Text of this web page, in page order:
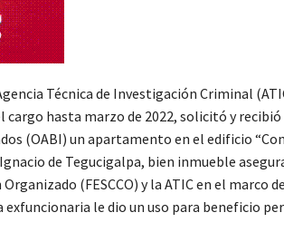
Técnica de Investigación Criminal
cargo hasta marzo de 2022, solicitó y
(OABI) un apartamento en el edificio
de Tegucigalpa, bien inmueble
(FESCCO) y la ATIC en el marco
exfuncionaria le dio un uso para beneficio